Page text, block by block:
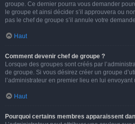
groupe. Ce dernier pourra vous demander
le groupe et ainsi décider s’il approuvera ou
pas le chef de groupe s’il annule votre
Haut
Comment devenir chef de groupe ?
Lorsque des groupes sont créés par
de groupe. Si vous désirez créer un groupe
l’administrateur en premier lieu en lui
Haut
Pourquoi certains membres apparaissent